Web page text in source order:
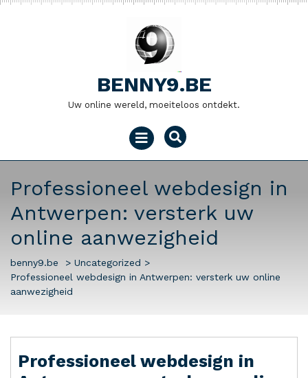
Naar
BENNY9.BE
Uw online wereld, moeiteloos ontdekt.
Menu
openen
Professioneel webdesign in
Antwerpen: versterk uw
online aanwezigheid
benny9.be > Uncategorized >
Professioneel webdesign in Antwerpen: versterk uw online
aanwezigheid
Professioneel webdesign in